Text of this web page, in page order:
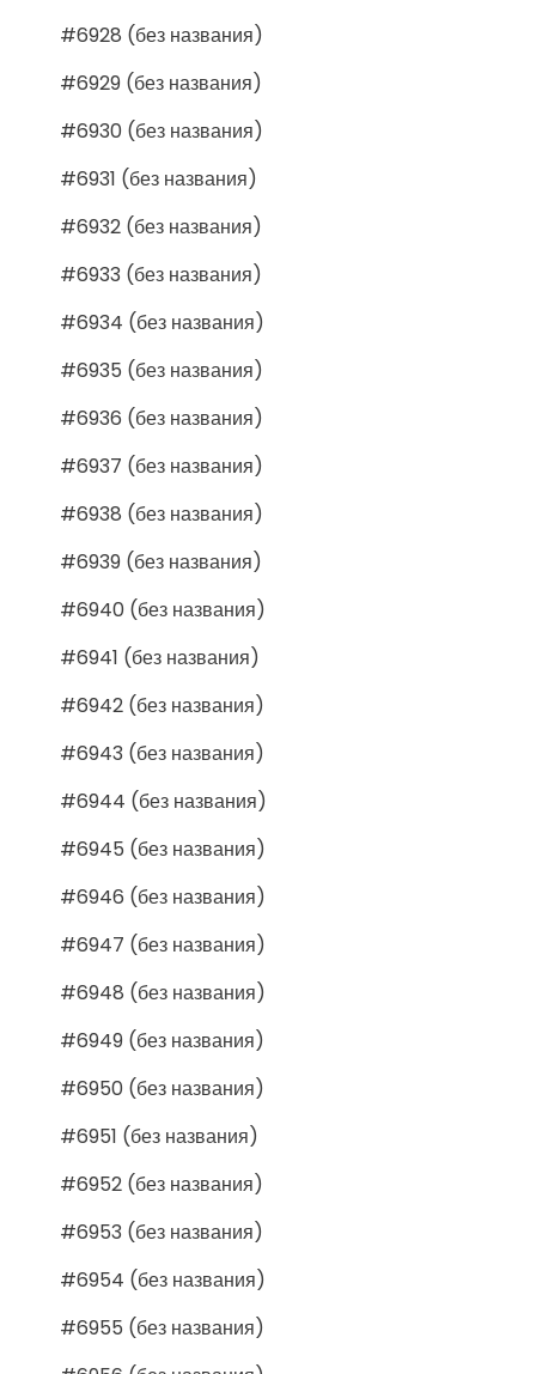
#6928 (без названия)
#6929 (без названия)
#6930 (без названия)
#6931 (без названия)
#6932 (без названия)
#6933 (без названия)
#6934 (без названия)
#6935 (без названия)
#6936 (без названия)
#6937 (без названия)
#6938 (без названия)
#6939 (без названия)
#6940 (без названия)
#6941 (без названия)
#6942 (без названия)
#6943 (без названия)
#6944 (без названия)
#6945 (без названия)
#6946 (без названия)
#6947 (без названия)
#6948 (без названия)
#6949 (без названия)
#6950 (без названия)
#6951 (без названия)
#6952 (без названия)
#6953 (без названия)
#6954 (без названия)
#6955 (без названия)